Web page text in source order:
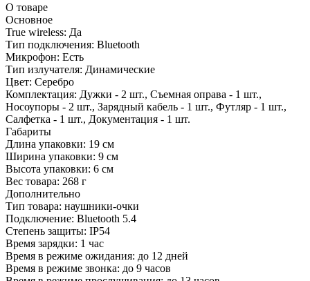
О товаре
Основное
True wireless: Да
Тип подключения: Bluetooth
Микрофон: Есть
Тип излучателя: Динамические
Цвет: Серебро
Комплектация: Дужки - 2 шт., Съемная оправа - 1 шт.,
Носоупоры - 2 шт., Зарядный кабель - 1 шт., Футляр - 1 шт.,
Салфетка - 1 шт., Документация - 1 шт.
Габариты
Длина упаковки: 19 см
Ширина упаковки: 9 см
Высота упаковки: 6 см
Вес товара: 268 г
Дополнительно
Тип товара: наушники-очки
Подключение: Bluetooth 5.4
Степень защиты: IP54
Время зарядки: 1 час
Время в режиме ожидания: до 12 дней
Время в режиме звонка: до 9 часов